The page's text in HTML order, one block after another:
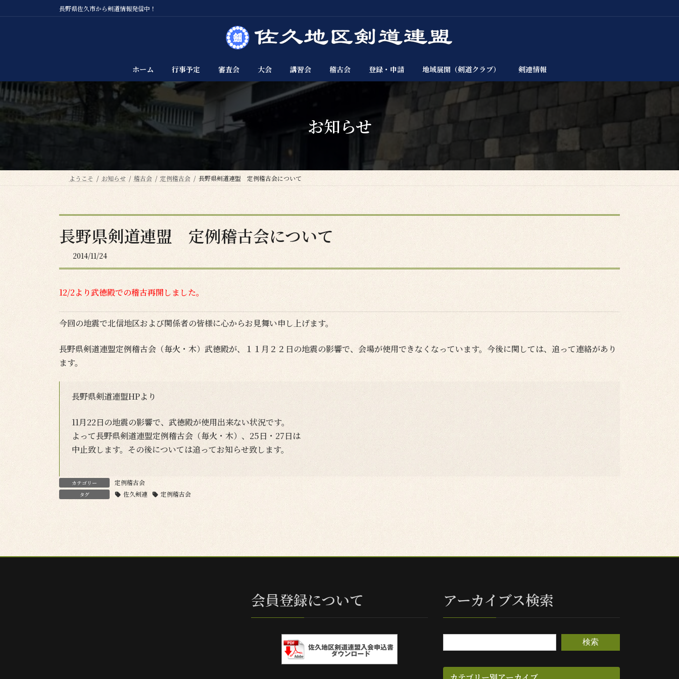
ン
キ
ッ
プ
ビ
に
移
動
長野県佐久市から剣道情報発信中！
ホーム 行事予定 審査会 大会 講習会 稽古会 登録・申請 地域展開（剣道クラブ） 剣連情報
お知らせ
ようこそ お知らせ 稽古会 定例稽古会 長野県剣道連盟 定例稽古会について
長野県剣道連盟 定例稽古会について
2014/11/24
12/2より武徳殿での稽古再開しました。
今回の地震で北信地区および関係者の皆様に心からお見舞い申し上げます。
長野県剣道連盟定例稽古会（毎火・木）武徳殿が、１１月２２日の地震の影響で、会場が使用できなくなっています。今後に関しては、追って連絡があり
ます。
長野県剣道連盟HPより
11月22日の地震の影響で、武徳殿が使用出来ない状況です。
よって長野県剣道連盟定例稽古会（毎火・木）、25日・27日は
中止致します。その後については追ってお知らせ致します。
カテゴリー 定例稽古会
タグ 佐久剣連 定例稽古会
会員登録について アーカイブス検索
検索